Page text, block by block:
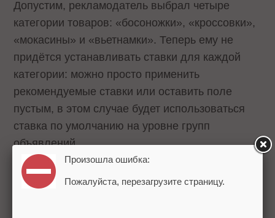
Допустим, рекламодатель выбрал четыре
категории товаров: «босоножки», «кроссовки»,
«мокасины» и «вьетнамки». Теперь ему не
придётся устанавливать ставки для каждой
категории: можно просто применить
рекомендуемые ставки или оставить поле
пустым, в этом случае будет использоваться
ставка по умолчанию на уровне групп
объявлений.
Произошла ошибка:
Пожалуйста, перезагрузите страницу.